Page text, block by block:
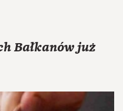
Bałkanów już